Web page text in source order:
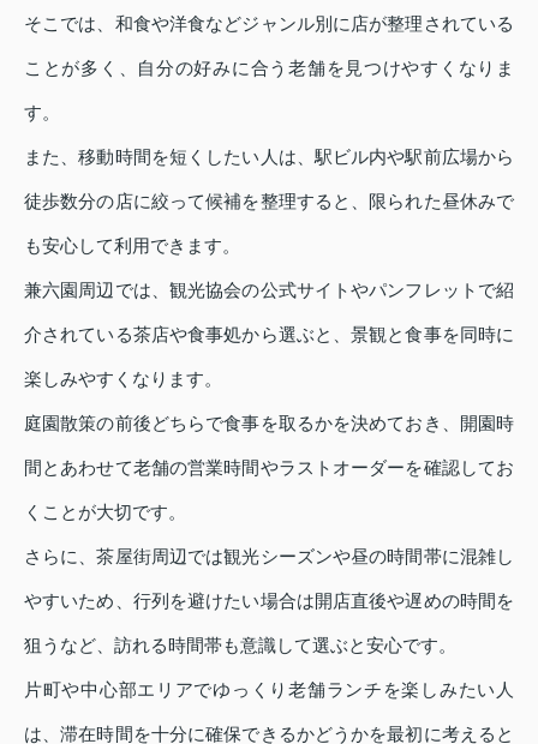
そこでは、和食や洋食などジャンル別に店が整理されている
ことが多く、自分の好みに合う老舗を見つけやすくなりま
す。
また、移動時間を短くしたい人は、駅ビル内や駅前広場から
徒歩数分の店に絞って候補を整理すると、限られた昼休みで
も安心して利用できます。
兼六園周辺では、観光協会の公式サイトやパンフレットで紹
介されている茶店や食事処から選ぶと、景観と食事を同時に
楽しみやすくなります。
庭園散策の前後どちらで食事を取るかを決めておき、開園時
間とあわせて老舗の営業時間やラストオーダーを確認してお
くことが大切です。
さらに、茶屋街周辺では観光シーズンや昼の時間帯に混雑し
やすいため、行列を避けたい場合は開店直後や遅めの時間を
狙うなど、訪れる時間帯も意識して選ぶと安心です。
片町や中心部エリアでゆっくり老舗ランチを楽しみたい人
は、滞在時間を十分に確保できるかどうかを最初に考えると